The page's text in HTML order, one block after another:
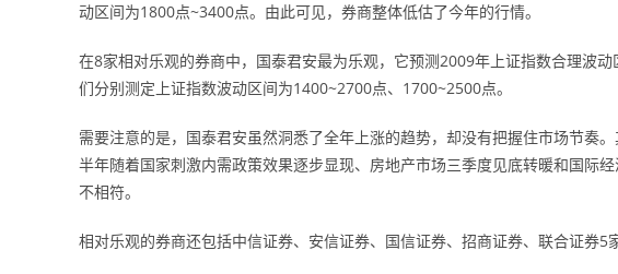
动区间为1800点~3400点。由此可见，券商整体低估了今年的行情。
在8家相对乐观的券商中，国泰君安最为乐观，它预测2009年上证指数合理波
们分别测定上证指数波动区间为1400~2700点、1700~2500点。
需要注意的是，国泰君安虽然洞悉了全年上涨的趋势，却没有把握住市场节奏
半年随着国家刺激内需政策效果逐步显现、房地产市场三季度见底转暖和国际
不相符。
相对乐观的券商还包括中信证券、安信证券、国信证券、招商证券、联合证券5